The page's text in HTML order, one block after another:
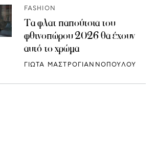
FASHION
Τα φλατ παπούτσια του
φθινοπώρου 2026 θα έχουν
αυτό το χρώμα
ΓΙΩΤΑ ΜΑΣΤΡΟΓΙΑΝΝΟΠΟΥΛΟΥ